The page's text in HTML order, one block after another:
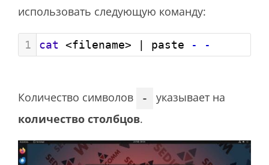
использовать следующую команду:
1 cat <filename> | paste - -
Количество символов -
указывает на
количество столбцов.